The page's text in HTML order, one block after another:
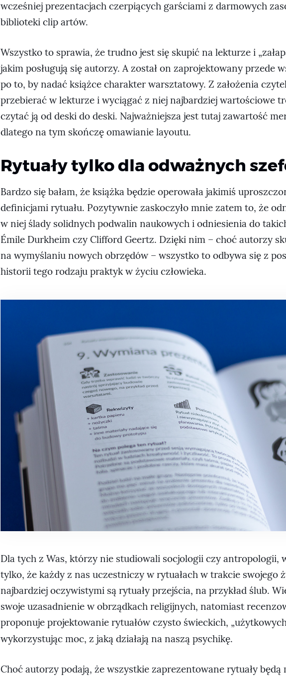
wcześniej prezentacjach czerpiących garściami z darmowych
biblioteki clip artów.
Wszystko to sprawia, że trudno jest się skupić na lekturze i
jakim posługują się autorzy. A został on zaprojektowany przede
po to, by nadać książce charakter warsztatowy. Z założenia
przebierać w lekturze i wyciągać z niej najbardziej wartościowe
czytać ją od deski do deski. Najważniejsza jest tutaj zawartość
dlatego na tym skończę omawianie layoutu.
Rytuały tylko dla odważnych
Bardzo się bałam, że książka będzie operowała jakimiś
definicjami rytuału. Pozytywnie zaskoczyło mnie zatem to, że
w niej ślady solidnych podwalin naukowych i odniesienia do
Émile Durkheim czy Clifford Geertz. Dzięki nim – choć autorzy
na wymyślaniu nowych obrzędów – wszystko to odbywa się z
historii tego rodzaju praktyk w życiu człowieka.
Dla tych z Was, którzy nie studiowali socjologii czy antropologii,
tylko, że każdy z nas uczestniczy w rytuałach w trakcie swojego
najbardziej oczywistymi są rytuały przejścia, na przykład ślub.
swoje uzasadnienie w obrządkach religijnych, natomiast
proponuje projektowanie rytuałów czysto świeckich,
wykorzystując moc, z jaką działają na naszą psychikę.
Choć autorzy podają, że wszystkie zaprezentowane rytuały będą